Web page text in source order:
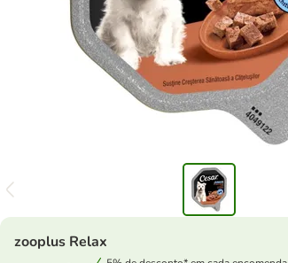
zooplus Relax